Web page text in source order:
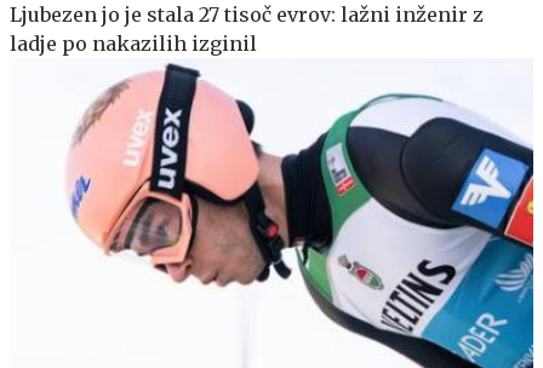
Ljubezen jo je stala 27 tisoč evrov: lažni inženir z
ladje po nakazilih izginil